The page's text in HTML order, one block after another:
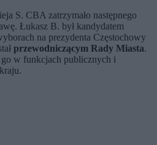
S. CBA zatrzymało następnego
Łukasz B. był kandydatem
na prezydenta Częstochowy
przewodniczącym Rady Miasta.
w funkcjach publicznych i